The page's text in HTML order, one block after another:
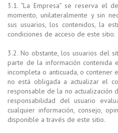
3.1. "La Empresa" se reserva el
momento, unilateralmente y sin
sus usuarios, los contenidos, la
condiciones de acceso de este sitio.
3.2. No obstante, los usuarios del
parte de la información contenida
incompleta o anticuada, o contener
no está obligada a actualizar el
responsable de la no actualización
responsabilidad del usuario
cualquier información, consejo,
disponible a través de este sitio.